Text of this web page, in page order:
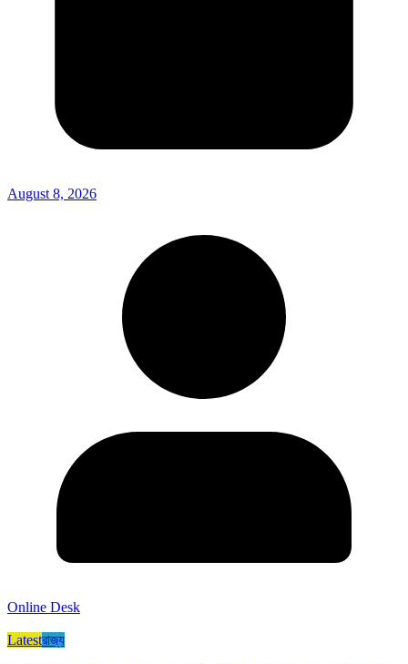
August 8, 2026
Online Desk
Latestরাজ্য​